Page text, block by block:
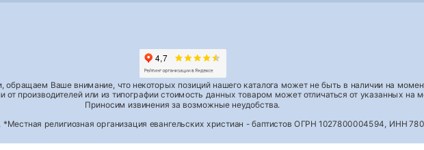
обращаем Ваше внимание, что некоторых позиций нашего каталога может не быть в наличии на
от производителей или из типографии стоимость данных товаром может отличаться от указанных на
Приносим извинения за возможные неудобства.
религиозная организация евангельских христиан - баптистов ОГРН 1027800004594, ИНН